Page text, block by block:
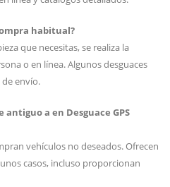
habitual?
que necesitas, se realiza la
o en línea. Algunos desguaces
envío.
antiguo a en Desguace GPS
vehículos no deseados. Ofrecen
casos, incluso proporcionan